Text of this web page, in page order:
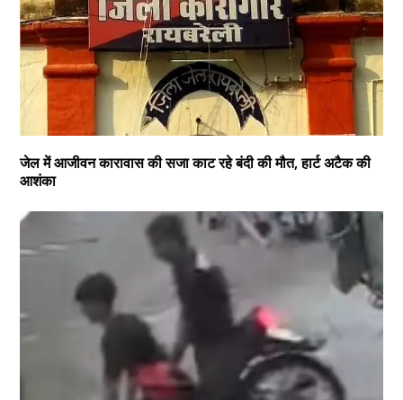
जेल में आजीवन कारावास की सजा काट रहे बंदी की मौत, हार्ट अटैक की
आशंका